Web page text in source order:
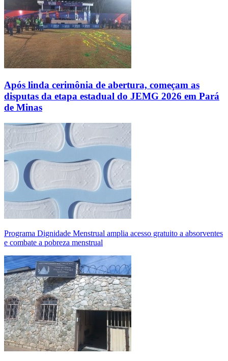
Após linda cerimônia de abertura, começam as
disputas da etapa estadual do JEMG 2026 em Pará
de Minas
Programa Dignidade Menstrual amplia acesso gratuito a absorventes
e combate a pobreza menstrual